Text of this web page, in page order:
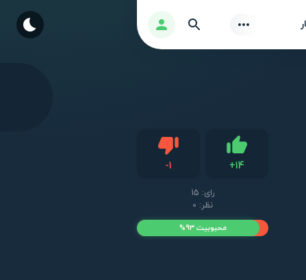
ورود Find
+14
لایک
-1
رای: 15
نظر: 0
محبوبیت 93%